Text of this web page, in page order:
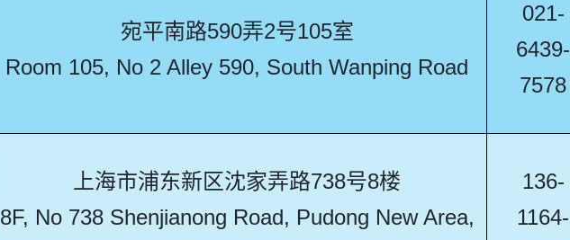
宛平南路590弄2号105室
Room 105, No 2 Alley 590, South Wanping Road
021-
6439-
7578
上海市浦东新区沈家弄路738号8楼
8F, No 738 Shenjianong Road, Pudong New Area,
136-
1164-